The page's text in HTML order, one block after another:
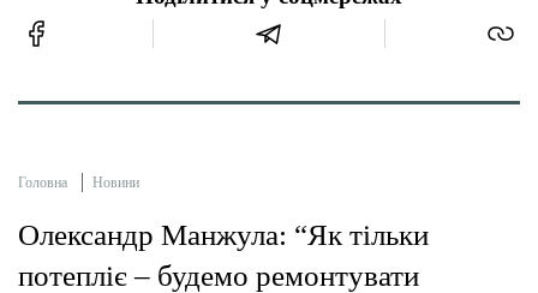
Головна Новини
Олександр Манжула: “Як тільки
потепліє – будемо ремонтувати